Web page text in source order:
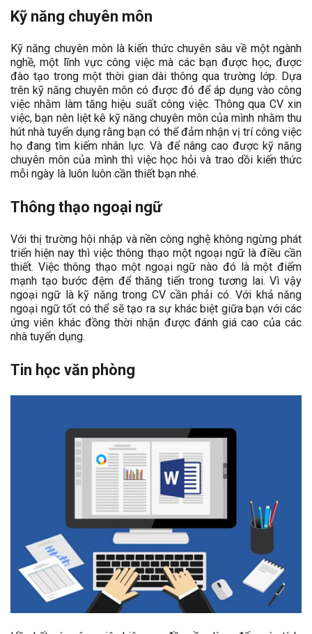
Kỹ năng chuyên môn
Kỹ năng chuyên môn là kiến thức chuyên sâu về một ngành
nghề, một lĩnh vực công việc mà các bạn được học, được
đào tạo trong một thời gian dài thông qua trường lớp. Dựa
trên kỹ năng chuyên môn có được đó để áp dụng vào công
việc nhằm làm tăng hiệu suất công việc. Thông qua CV xin
việc, bạn nên liệt kê kỹ năng chuyên môn của mình nhằm thu
hút nhà tuyển dụng rằng bạn có thể đảm nhận vị trí công việc
họ đang tìm kiếm nhân lực. Và để nâng cao được kỹ năng
chuyên môn của mình thì việc học hỏi và trao dồi kiến thức
mỗi ngày là luôn luôn cần thiết bạn nhé.
Thông thạo ngoại ngữ
Với thị trường hội nhập và nền công nghệ không ngừng phát
triển hiện nay thì việc thông thạo một ngoại ngữ là điều cần
thiết. Việc thông thạo một ngoại ngữ nào đó là một điểm
mạnh tạo bước đệm để thăng tiến trong tương lai. Vì vậy
ngoại ngữ là kỹ năng trong CV cần phải có. Với khả năng
ngoại ngữ tốt có thể sẽ tạo ra sự khác biệt giữa bạn với các
ứng viên khác đồng thời nhận được đánh giá cao của các
nhà tuyển dụng.
Tin học văn phòng